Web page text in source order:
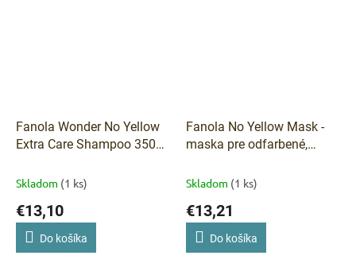
Fanola Wonder No Yellow
Extra Care Shampoo 350
Skladom (1 ks)
€13,10
Do košíka
Fanola No Yellow Mask -
maska pre odfarbené,
šedivé vlasy 350 ml
Skladom (1 ks)
€13,21
Do košíka